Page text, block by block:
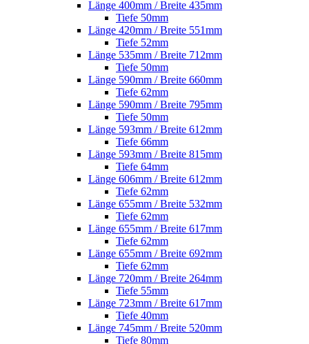
Länge 400mm / Breite 435mm
Tiefe 50mm
Länge 420mm / Breite 551mm
Tiefe 52mm
Länge 535mm / Breite 712mm
Tiefe 50mm
Länge 590mm / Breite 660mm
Tiefe 62mm
Länge 590mm / Breite 795mm
Tiefe 50mm
Länge 593mm / Breite 612mm
Tiefe 66mm
Länge 593mm / Breite 815mm
Tiefe 64mm
Länge 606mm / Breite 612mm
Tiefe 62mm
Länge 655mm / Breite 532mm
Tiefe 62mm
Länge 655mm / Breite 617mm
Tiefe 62mm
Länge 655mm / Breite 692mm
Tiefe 62mm
Länge 720mm / Breite 264mm
Tiefe 55mm
Länge 723mm / Breite 617mm
Tiefe 40mm
Länge 745mm / Breite 520mm
Tiefe 80mm